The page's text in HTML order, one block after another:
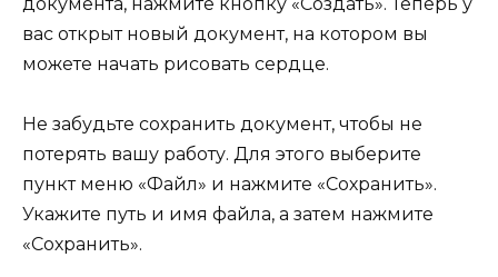
вас открыт новый документ, на котором вы
можете начать рисовать сердце.
Не забудьте сохранить документ, чтобы не
потерять вашу работу. Для этого выберите
пункт меню «Файл» и нажмите «Сохранить».
Укажите путь и имя файла, а затем нажмите
«Сохранить».